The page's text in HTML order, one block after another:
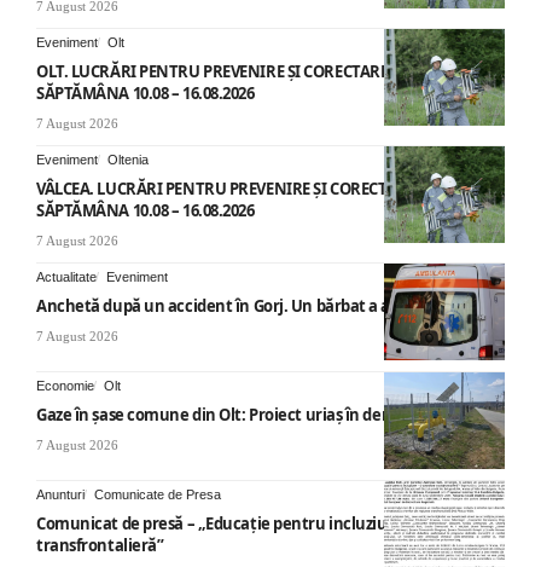
7 August 2026
Eveniment Olt
OLT. LUCRĂRI PENTRU PREVENIRE ȘI CORECTARE AVARII –
SĂPTĂMÂNA 10.08 – 16.08.2026
7 August 2026
Eveniment Oltenia
VÂLCEA. LUCRĂRI PENTRU PREVENIRE ȘI CORECTARE AVARII –
SĂPTĂMÂNA 10.08 – 16.08.2026
7 August 2026
Actualitate Eveniment
Anchetă după un accident în Gorj. Un bărbat a ajuns la spital
7 August 2026
Economie Olt
Gaze în șase comune din Olt: Proiect uriaș în derulare
7 August 2026
Anunturi Comunicate de Presa
Comunicat de presă – „Educație pentru incluziune – O abordare
transfrontalieră”